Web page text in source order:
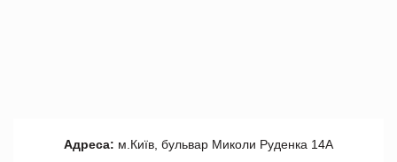
Адреса: м.Київ, бульвар Миколи Руденка 14А